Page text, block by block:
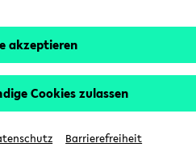
akzeptieren
Cookies zulassen
Barrierefreiheit